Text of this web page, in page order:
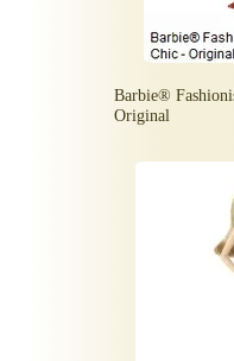
Barbie®
Original